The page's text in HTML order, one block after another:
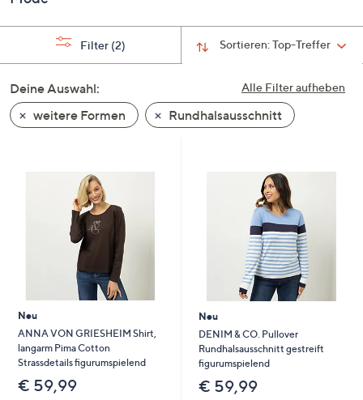
nach
und
nach
unten
oder
um
diese
anzuzeigen.
Sortieren:Top-Treffer
Filter (2)
Alle Filter aufheben
Deine Auswahl:
weitere Formen
Rundhalsausschnitt
Neu
ANNA VON GRIESHEIM Shirt,
langarm Pima Cotton
Strassdetails figurumspielend
€ 59,99
Neu
DENIM & CO. Pullover
Rundhalsausschnitt gestreift
figurumspielend
€ 59,99